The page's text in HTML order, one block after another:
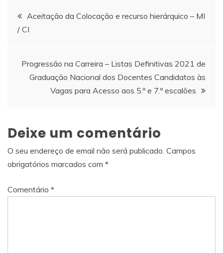
Navegação
de
artigos
Aceitação da Colocação e recurso hierárquico – MI
/ CI
Progressão na Carreira – Listas Definitivas 2021 de
Graduação Nacional dos Docentes Candidatos às
Vagas para Acesso aos 5.º e 7.º escalões
Deixe um comentário
O seu endereço de email não será publicado. Campos
obrigatórios marcados com *
Comentário *